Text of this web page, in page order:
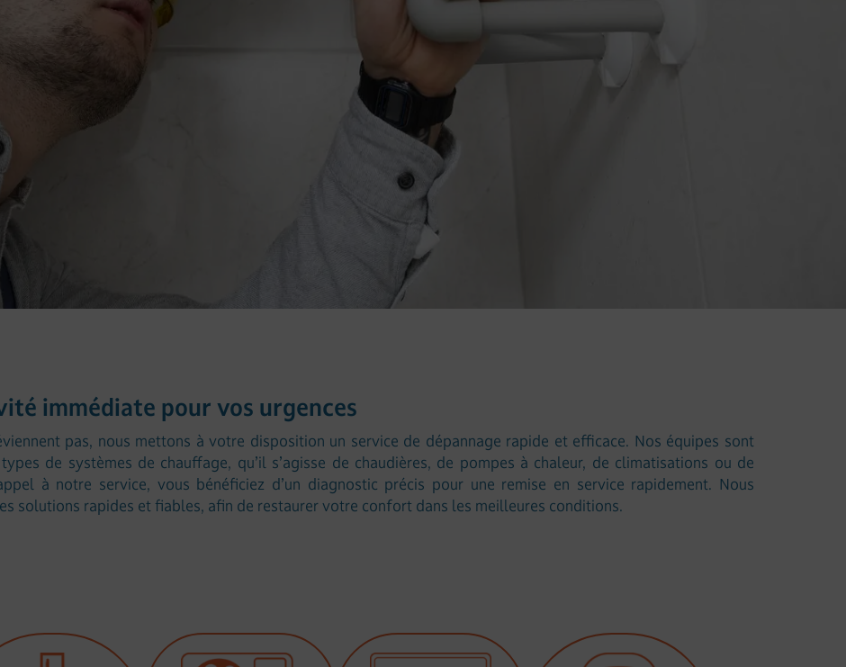
immédiate pour vos urgences
pas, nous mettons à votre disposition un service de dépannage rapide et efficace. Nos équipes sont
de systèmes de chauffage, qu’il s’agisse de chaudières, de pompes à chaleur, de climatisations ou de
à notre service, vous bénéficiez d’un diagnostic précis pour une remise en service rapidement. Nous
solutions rapides et fiables, afin de restaurer votre confort dans les meilleures conditions.